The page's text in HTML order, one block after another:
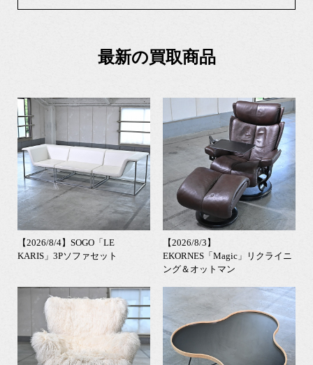
最新の買取商品
【2026/8/4】SOGO「LE
KARIS」3Pソファセット
【2026/8/3】
EKORNES「Magic」リクライニ
ング＆オットマン